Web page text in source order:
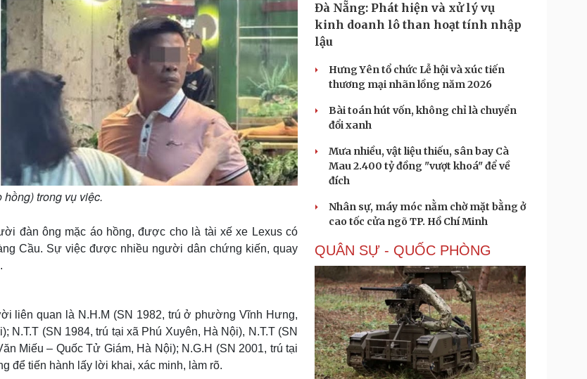
hồng) trong vụ việc.
đàn ông mặc áo hồng, được cho là tài xế xe Lexus có
Cầu. Sự việc được nhiều người dân chứng kiến, quay
liên quan là N.H.M (SN 1982, trú ở phường Vĩnh Hưng,
N.T.T (SN 1984, trú tại xã Phú Xuyên, Hà Nội), N.T.T (SN
Miếu – Quốc Tử Giám, Hà Nội); N.G.H (SN 2001, trú tại
để tiến hành lấy lời khai, xác minh, làm rõ.
Đà Nẵng: Phát hiện và xử lý vụ
kinh doanh lô than hoạt tính nhập
lậu
Hưng Yên tổ chức Lễ hội và xúc tiến
thương mại nhãn lồng năm 2026
Bài toán hút vốn, không chỉ là chuyển
đổi xanh
Mưa nhiều, vật liệu thiếu, sân bay Cà
Mau 2.400 tỷ đồng "vượt khoá" để về
đích
Nhân sự, máy móc nằm chờ mặt bằng ở
cao tốc cửa ngõ TP. Hồ Chí Minh
QUÂN SỰ - QUỐC PHÒNG